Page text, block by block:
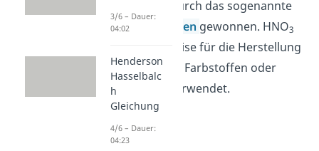
hauptsächlich durch das sogenannte
Ostwald-Verfahren gewonnen. HNO3
wird beispielsweise für die Herstellung
von Spreng- und Farbstoffen oder
Düngemitteln verwendet.
3/6 – Dauer:
04:02
Henderson
Hasselbalc
h
Gleichung
4/6 – Dauer:
04:23